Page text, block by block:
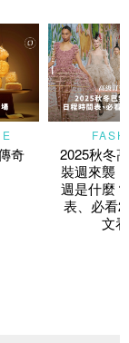
奇
2025秋冬
裝週來襲
週是什麼
表、必看
文